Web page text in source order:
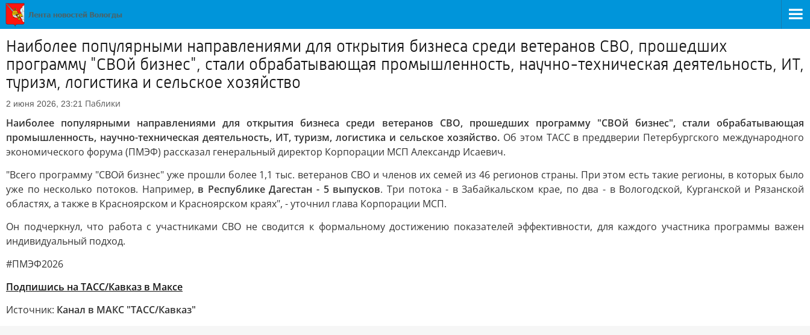
Наиболее популярными направлениями для открытия бизнеса среди ветеранов СВО, прошедших
программу "СВОй бизнес", стали обрабатывающая промышленность, научно-техническая деятельность, ИТ,
туризм, логистика и сельское хозяйство
2 июня 2026, 23:21 Паблики
Наиболее популярными направлениями для открытия бизнеса среди ветеранов СВО, прошедших программу "СВОй бизнес", стали обрабатывающая
промышленность, научно-техническая деятельность, ИТ, туризм, логистика и сельское хозяйство. Об этом ТАСС в преддверии Петербургского международного
экономического форума (ПМЭФ) рассказал генеральный директор Корпорации МСП Александр Исаевич.
"Всего программу "СВОй бизнес" уже прошли более 1,1 тыс. ветеранов СВО и членов их семей из 46 регионов страны. При этом есть такие регионы, в которых было
уже по несколько потоков. Например, в Республике Дагестан - 5 выпусков. Три потока - в Забайкальском крае, по два - в Вологодской, Курганской и Рязанской
областях, а также в Красноярском и Красноярском краях", - уточнил глава Корпорации МСП.
Он подчеркнул, что работа с участниками СВО не сводится к формальному достижению показателей эффективности, для каждого участника программы важен
индивидуальный подход.
#ПМЭФ2026
Подпишись на ТАСС/Кавказ в Максе
Источник: Канал в МАКС "ТАСС/Кавказ"